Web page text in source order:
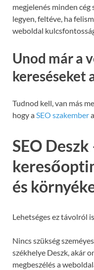
megjelenés minden
legyen, feltéve, ha
weboldal
Unod már a
kereséseket
Tudnod kell, van más
hogy aSEO szakember
SEO Deszk
és
Lehetséges ez távolról
Nincs szükség
székhelye Deszk, akár
megbeszélés a